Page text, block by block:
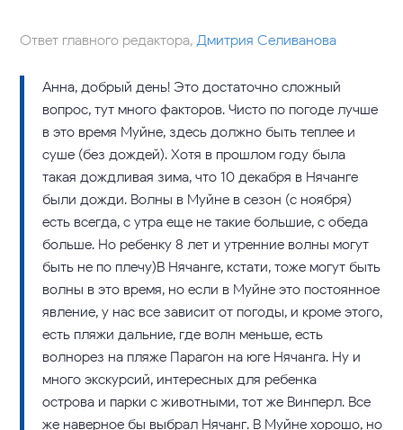
Ответ главного редактора,Дмитрия Селиванова
Анна, добрый день! Это достаточно сложный
вопрос, тут много факторов. Чисто по погоде лучше
в это время Муйне, здесь должно быть теплее и
суше (без дождей). Хотя в прошлом году была
такая дождливая зима, что 10 декабря в Нячанге
были дожди. Волны в Муйне в сезон (с ноября)
есть всегда, с утра еще не такие большие, с обеда
больше. Но ребенку 8 лет и утренние волны могут
быть не по плечу)В Нячанге, кстати, тоже могут быть
волны в это время, но если в Муйне это постоянное
явление, у нас все зависит от погоды, и кроме этого,
есть пляжи дальние, где волн меньше, есть
волнорез на пляже Парагон на юге Нячанга. Ну и
много экскурсий, интересных для ребенка –
острова и парки с животными, тот же Винперл. Все
же наверное бы выбрал Нячанг. В Муйне хорошо, но